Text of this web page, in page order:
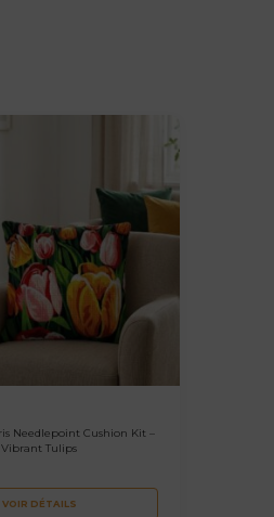
Needlepoint Cushion Kit –
Vibrant Tulips
VOIR DÉTAILS